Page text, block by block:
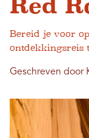
Red
Bereid je voor
ontdekkingsreis
Geschreven door